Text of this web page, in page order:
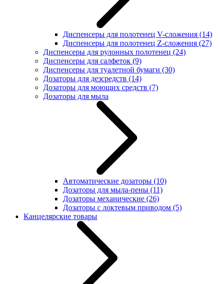
Диспенсеры для полотенец V-сложения (14)
Диспенсеры для полотенец Z-сложения (27)
Диспенсеры для рулонных полотенец (24)
Диспенсеры для салфеток (9)
Диспенсеры для туалетной бумаги (30)
Дозаторы для дезсредств (14)
Дозаторы для моющих средств (7)
Дозаторы для мыла
Автоматические дозаторы (10)
Дозаторы для мыла-пены (11)
Дозаторы механические (26)
Дозаторы с локтевым приводом (5)
Канцелярские товары